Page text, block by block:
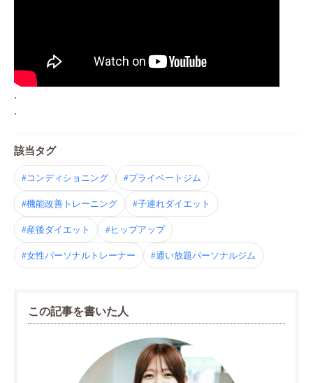
.
.
該当タグ
#コンディショニング #プライベートジム
#機能改善トレーニング #子連れダイエット
#産後ダイエット #ヒップアップ
#女性パーソナルトレーナー #通い放題パーソナルジム
この記事を書いた人